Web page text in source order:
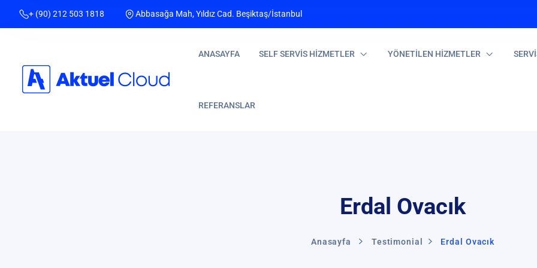
+ (90) 212 503 1818 Abbasağa Mah, Yıldız Cad. Beşiktaş/İstanbul
ANASAYFA SELF SERVİS HİZMETLER YÖNETİLEN HİZMETLER
REFERANSLAR
Erdal Ovacık
Anasayfa Testimonial Erdal Ovacık